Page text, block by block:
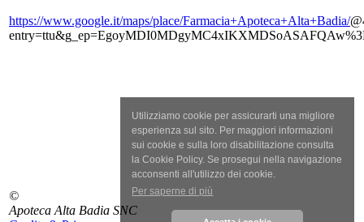
Utilizziamo cookie per assicurarti una migliore
esperienza sul sito. Per maggiori informazioni
sui cookie e sulla loro disabilitazione consulta
la Cookie Policy. Se prosegui nella navigazione
acconsenti all'utilizzo dei cookie.
Per saperne di più
https://www.google.it/maps/place/Farmacia+Apoteca+Alta+Badia/
©
Apoteca Alta Badia SNC